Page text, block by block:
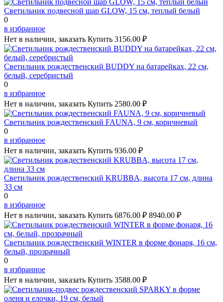
Светильник подвесной шар GLOW, 15 см, теплый белый
0
в избранное
Нет в наличии, заказать Купить 3156.00 ₽
Светильник рождественский BUDDY на батарейках, 22 см,
белый, серебристый
0
в избранное
Нет в наличии, заказать Купить 2580.00 ₽
Светильник рождественский FAUNA, 9 см, коричневый
0
в избранное
Нет в наличии, заказать Купить 936.00 ₽
Светильник рождественский KRUBBA, высота 17 см, длина
33 см
0
в избранное
Нет в наличии, заказать Купить 6876.00 ₽ 8940.00 ₽
Светильник рождественский WINTER в форме фонаря, 16 см,
белый, прозрачный
0
в избранное
Нет в наличии, заказать Купить 3588.00 ₽